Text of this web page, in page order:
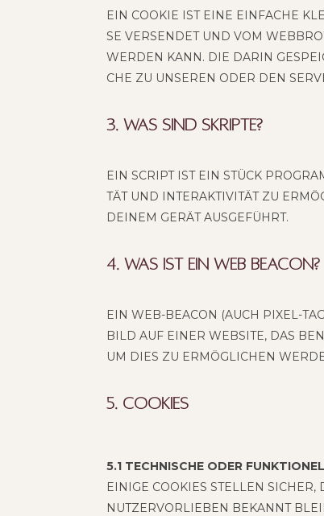
EIN COO­KIE IST EINE EIN­FA­CHE
SE VER­SEN­DET UND VOM
WER­DEN KANN. DIE DARIN
CHE ZU UNSE­REN ODER DEN
3. Was sind Skripte?
EIN SCRIPT IST EIN STÜCK
TÄT UND INTER­AK­TI­VI­TÄT ZU
DEI­NEM GERÄT AUSGEFÜHRT.
4. Was ist ein Web Beacon?
EIN WEB-BEA­CON (AUCH PIXEL-
BILD AUF EINER WEB­SITE, DAS
UM DIES ZU ERMÖG­LI­CHEN
5. Coo­kies
5.1 TECH­NI­SCHE ODER
EINI­GE COO­KIES STEL­LEN
NUT­ZER­VOR­LIE­BEN BEKANNT